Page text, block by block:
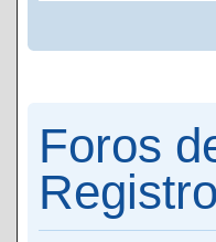
Foros
Registro